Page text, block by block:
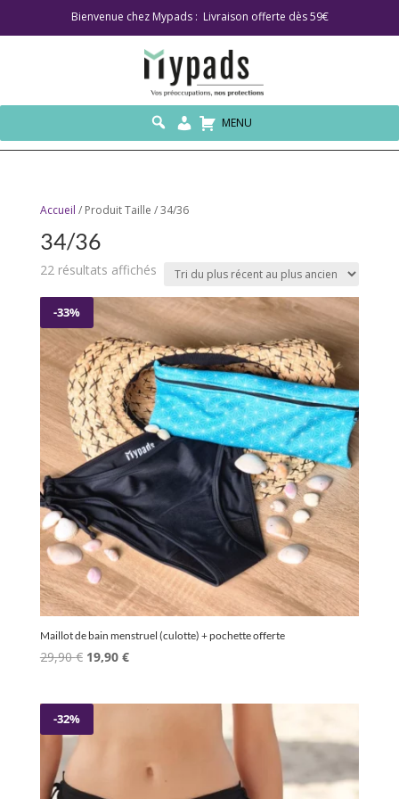
Bienvenue chez Mypads : Livraison offerte dès 59€
MENU
Accueil / Produit Taille / 34/36
34/36
22 résultats affichésTrié
plus
récent
au
plus
ancien
-33%
Maillot de bain menstruel (culotte) + pochette offerte
29,90€ Le
29,90 €.
19,90 €Le
-32%